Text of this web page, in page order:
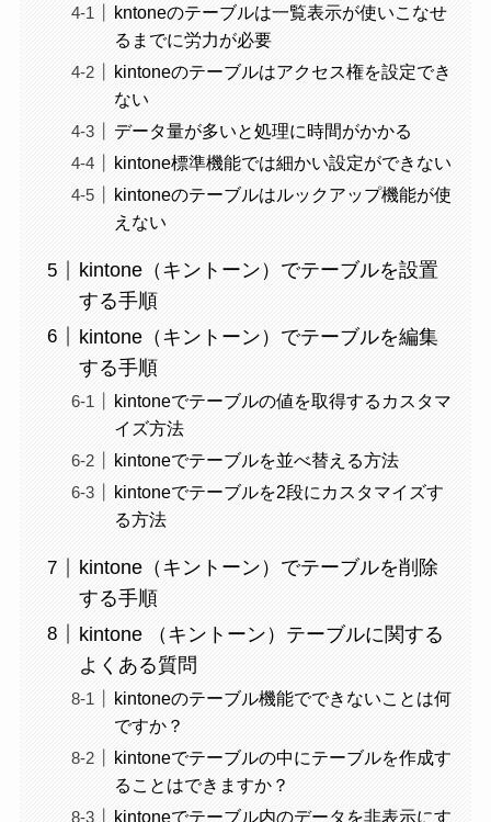
kntoneのテーブルは一覧表示が使いこなせ
るまでに労力が必要
kintoneのテーブルはアクセス権を設定でき
ない
データ量が多いと処理に時間がかかる
kintone標準機能では細かい設定ができない
kintoneのテーブルはルックアップ機能が使
えない
kintone（キントーン）でテーブルを設置
する手順
kintone（キントーン）でテーブルを編集
する手順
kintoneでテーブルの値を取得するカスタマ
イズ方法
kintoneでテーブルを並べ替える方法
kintoneでテーブルを2段にカスタマイズす
る方法
kintone（キントーン）でテーブルを削除
する手順
kintone （キントーン）テーブルに関する
よくある質問
kintoneのテーブル機能でできないことは何
ですか？
kintoneでテーブルの中にテーブルを作成す
ることはできますか？
kintoneでテーブル内のデータを非表示にす